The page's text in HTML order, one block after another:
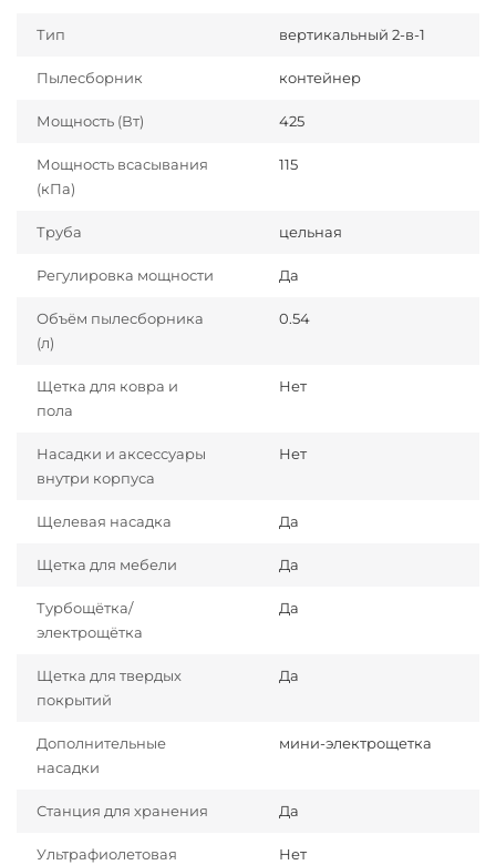
Тип вертикальный 2-в-1
Пылесборник контейнер
Мощность (Вт) 425
Мощность всасывания
(кПа)
115
Труба цельная
Регулировка мощности Да
Объём пылесборника
(л)
0.54
Щетка для ковра и
пола
Нет
Насадки и аксессуары
внутри корпуса
Нет
Щелевая насадка Да
Щетка для мебели Да
Турбощётка/
электрощётка
Да
Щетка для твердых
покрытий
Да
Дополнительные
насадки
мини-электрощетка
Станция для хранения Да
Ультрафиолетовая Нет